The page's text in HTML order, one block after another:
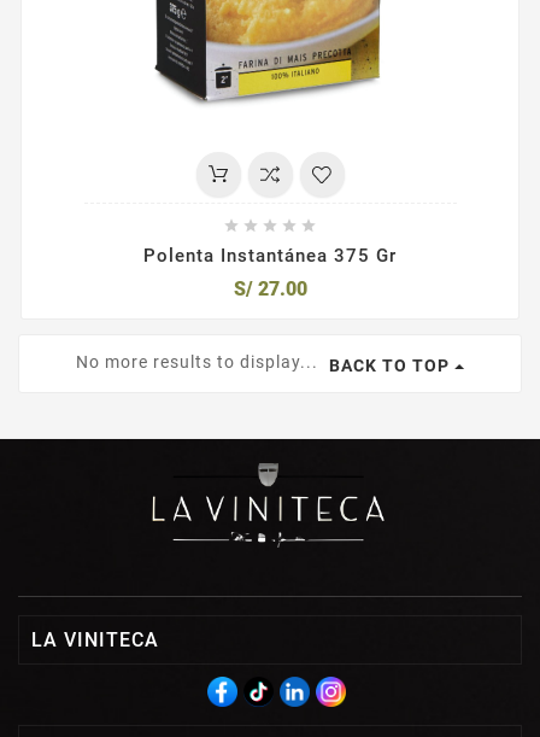
    
Polenta Instantánea 375 Gr
S/ 27.00
No more results to display... BACK TO TOP
LA VINITECA